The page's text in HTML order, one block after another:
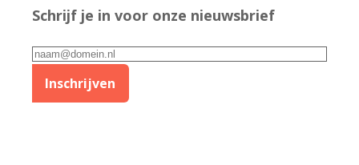
Schrijf je in voor onze nieuwsbrief
E-
mailadres
Inschrijven